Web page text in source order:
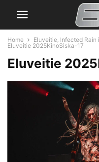
Home
Eluveitie, Infected
Eluveitie 2025KinoSiska-17
Eluveitie